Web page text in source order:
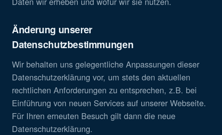
Änderung unserer
Datenschutzbestimmungen
Wir behalten uns gelegentliche Anpassungen dieser
Datenschutzerklärung vor, um stets den aktuellen
rechtlichen Anforderungen zu entsprechen, z.B. bei
Einführung von neuen Services auf unserer Webseite.
Für Ihren erneuten Besuch gilt dann die neue
Datenschutzerklärung.